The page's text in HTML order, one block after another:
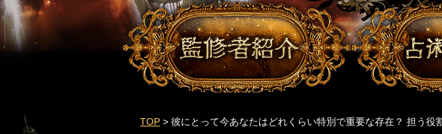
TOP > 彼にとって今あなたはどれくらい特別で重要な存在？ 担う役